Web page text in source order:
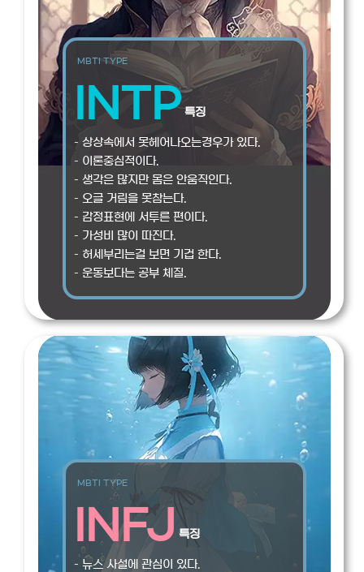
MBTI TYPE
INTP 특징
– 상상속에서 못헤어나오는경우가 있다.
– 이론중심적이다.
– 생각은 많지만 몸은 안움직인다.
– 오글 거림을 못참는다.
– 감정표현에 서투른 편이다.
– 가성비 많이 따진다.
– 허세부리는걸 보면 기겁 한다.
– 운동보다는 공부 체질.
MBTI TYPE
INFJ 특징
– 뉴스 사설에 관심이 있다.